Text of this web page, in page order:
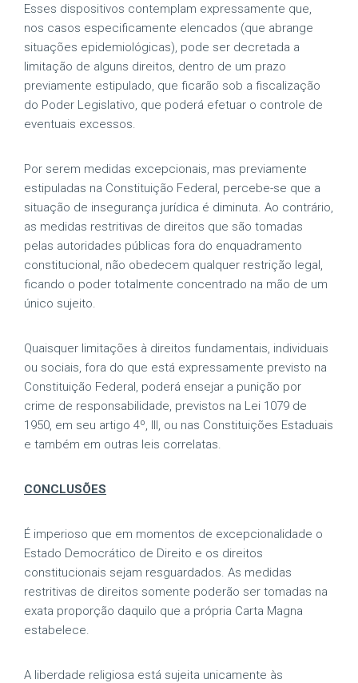
Esses dispositivos contemplam expressamente que,
nos casos especificamente elencados (que abrange
situações epidemiológicas), pode ser decretada a
limitação de alguns direitos, dentro de um prazo
previamente estipulado, que ficarão sob a fiscalização
do Poder Legislativo, que poderá efetuar o controle de
eventuais excessos.
Por serem medidas excepcionais, mas previamente
estipuladas na Constituição Federal, percebe-se que a
situação de insegurança jurídica é diminuta. Ao contrário,
as medidas restritivas de direitos que são tomadas
pelas autoridades públicas fora do enquadramento
constitucional, não obedecem qualquer restrição legal,
ficando o poder totalmente concentrado na mão de um
único sujeito.
Quaisquer limitações à direitos fundamentais, individuais
ou sociais, fora do que está expressamente previsto na
Constituição Federal, poderá ensejar a punição por
crime de responsabilidade, previstos na Lei 1079 de
1950, em seu artigo 4º, III, ou nas Constituições Estaduais
e também em outras leis correlatas.
CONCLUSÕES
É imperioso que em momentos de excepcionalidade o
Estado Democrático de Direito e os direitos
constitucionais sejam resguardados. As medidas
restritivas de direitos somente poderão ser tomadas na
exata proporção daquilo que a própria Carta Magna
estabelece.
A liberdade religiosa está sujeita unicamente às